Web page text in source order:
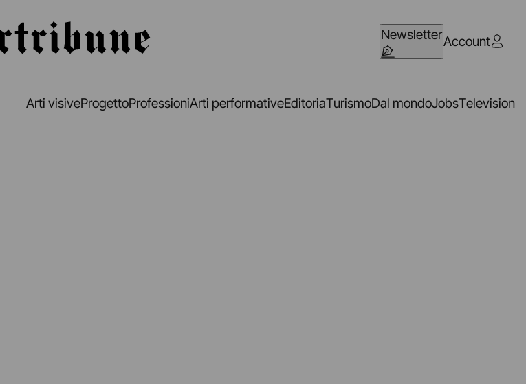
NewsletterAccount
Arti visiveProgettoProfessioniArti performativeEditoriaTurismoDal mondoJobsTelevision